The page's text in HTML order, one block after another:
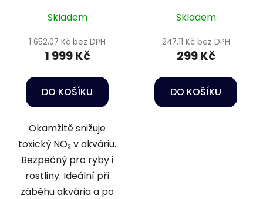
Skladem
1 652,07 Kč bez DPH
1 999 Kč
DO KOŠÍKU
Okamžitě snižuje
toxický NO₂ v akváriu.
Bezpečný pro ryby i
rostliny. Ideální při
záběhu akvária a po
ml
Skladem
247,11 Kč bez DPH
299 Kč
DO KOŠÍKU